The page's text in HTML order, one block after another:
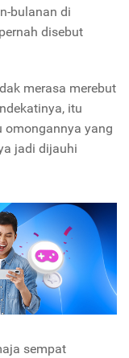
bulanan di
disebut
merasa merebut
itu
omongannya yang
jadi dijauhi
sempat